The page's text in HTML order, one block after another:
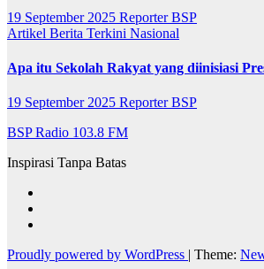
19 September 2025 Reporter BSP
Artikel Berita Terkini Nasional
Apa itu Sekolah Rakyat yang diinisiasi
19 September 2025 Reporter BSP
BSP Radio 103.8 FM
Inspirasi Tanpa Batas
Proudly powered by WordPress | Theme: